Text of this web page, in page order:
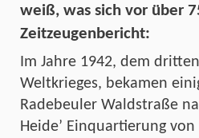
weiß, was sich vor über
Zeitzeugenbericht:
Im Jahre 1942, dem
Weltkrieges, bekamen
Radebeuler Waldstraße
Heide’ Einquartierung